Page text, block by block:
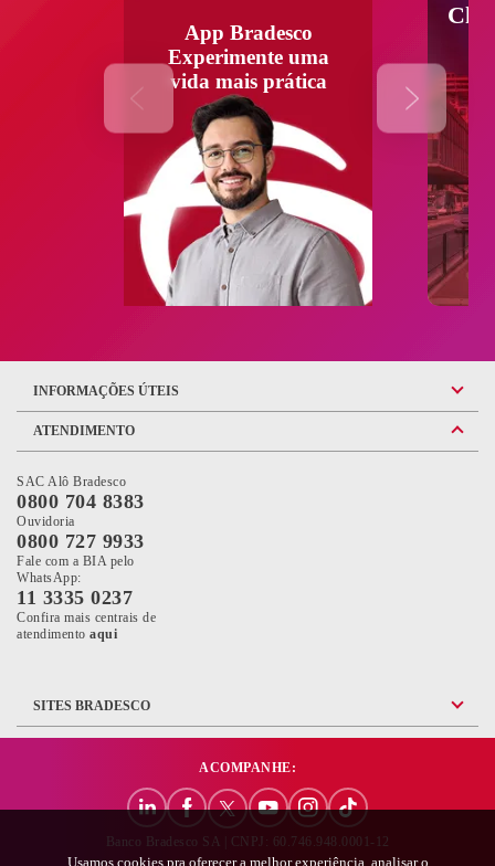
App Bradesco
Experimente uma
vida mais prática
Usamos cookies pra oferecer a melhor experiência, analisar o
INFORMAÇÕES ÚTEIS
ATENDIMENTO
SAC Alô Bradesco
0800 704 8383
Ouvidoria
0800 727 9933
Fale com a BIA pelo
WhatsApp:
11 3335 0237
Confira mais centrais de
atendimento Confira mais informações sobre as Centrais de Atendimento do
aqui
SITES BRADESCO
ACOMPANHE:
Banco Bradesco SA | CNPJ: 60.746.948.0001-12